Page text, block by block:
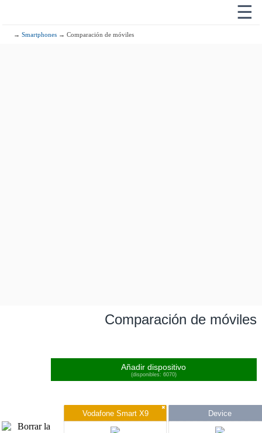
☰
→Smartphones → Comparación de móviles
Comparación de móviles
Añadir dispositivo
(disponibles: 6070)
✖
Vodafone Smart X9 Device